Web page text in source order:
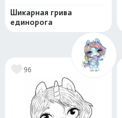
Шикарная грива
единорога
96